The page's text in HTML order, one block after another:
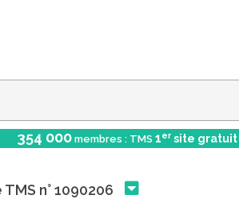
354 000 membres : TMS 1er site gratuit
n° 1090206